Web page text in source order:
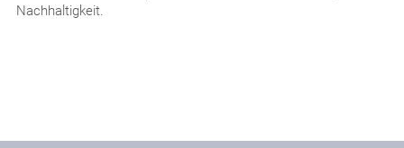
Nachhaltigkeit.